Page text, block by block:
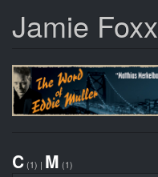
Direkt
zum
Jamie Foxx
C (1) | M (1)